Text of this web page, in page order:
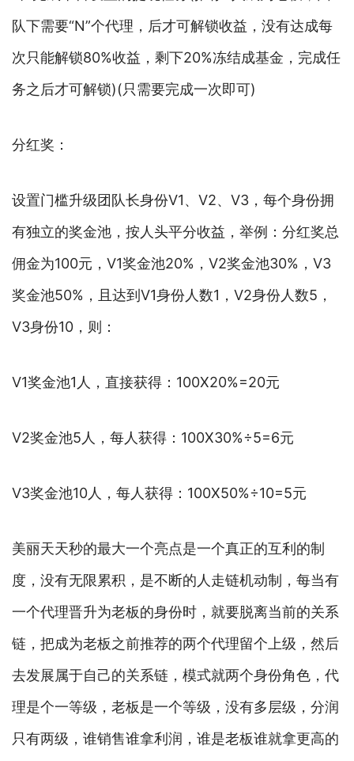
队下需要“N”个代理，后才可解锁收益，没有达成每
次只能解锁80%收益，剩下20%冻结成基金，完成任
务之后才可解锁)(只需要完成一次即可)
分红奖：
设置门槛升级团队长身份V1、V2、V3，每个身份拥
有独立的奖金池，按人头平分收益，举例：分红奖总
佣金为100元，V1奖金池20%，V2奖金池30%，V3
奖金池50%，且达到V1身份人数1，V2身份人数5，
V3身份10，则：
V1奖金池1人，直接获得：100X20%=20元
V2奖金池5人，每人获得：100X30%÷5=6元
V3奖金池10人，每人获得：100X50%÷10=5元
美丽天天秒的最大一个亮点是一个真正的互利的制
度，没有无限累积，是不断的人走链机动制，每当有
一个代理晋升为老板的身份时，就要脱离当前的关系
链，把成为老板之前推荐的两个代理留个上级，然后
去发展属于自己的关系链，模式就两个身份角色，代
理是个一等级，老板是一个等级，没有多层级，分润
只有两级，谁销售谁拿利润，谁是老板谁就拿更高的